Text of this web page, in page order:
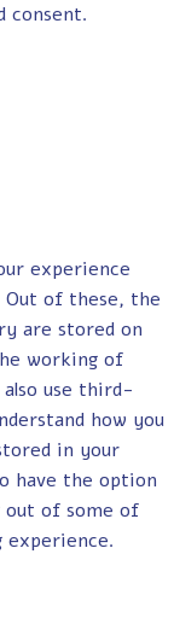
consent.
experience
of these, the
are stored on
working of
use third-
how you
in your
have the option
of some of
experience.